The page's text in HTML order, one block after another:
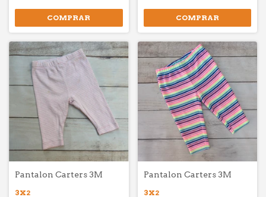
COMPRAR COMPRAR
Pantalon Carters 3M
3X2
Pantalon Carters 3M
3X2